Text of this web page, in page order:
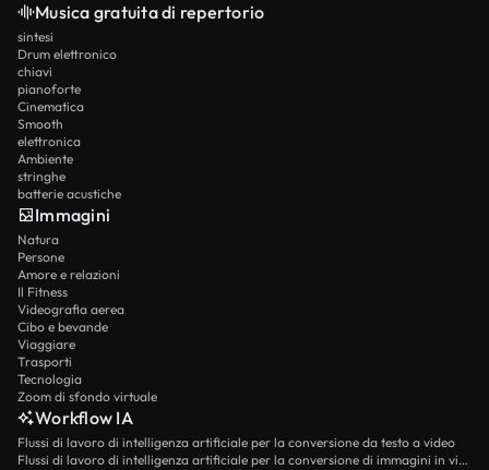
Musica gratuita di repertorio
sintesi
Drum elettronico
chiavi
pianoforte
Cinematica
Smooth
elettronica
Ambiente
stringhe
batterie acustiche
Immagini
Natura
Persone
Amore e relazioni
Il Fitness
Videografia aerea
Cibo e bevande
Viaggiare
Trasporti
Tecnologia
Zoom di sfondo virtuale
Workflow IA
Flussi di lavoro di intelligenza artificiale per la conversione da testo a video
Flussi di lavoro di intelligenza artificiale per la conversione di immagini in video